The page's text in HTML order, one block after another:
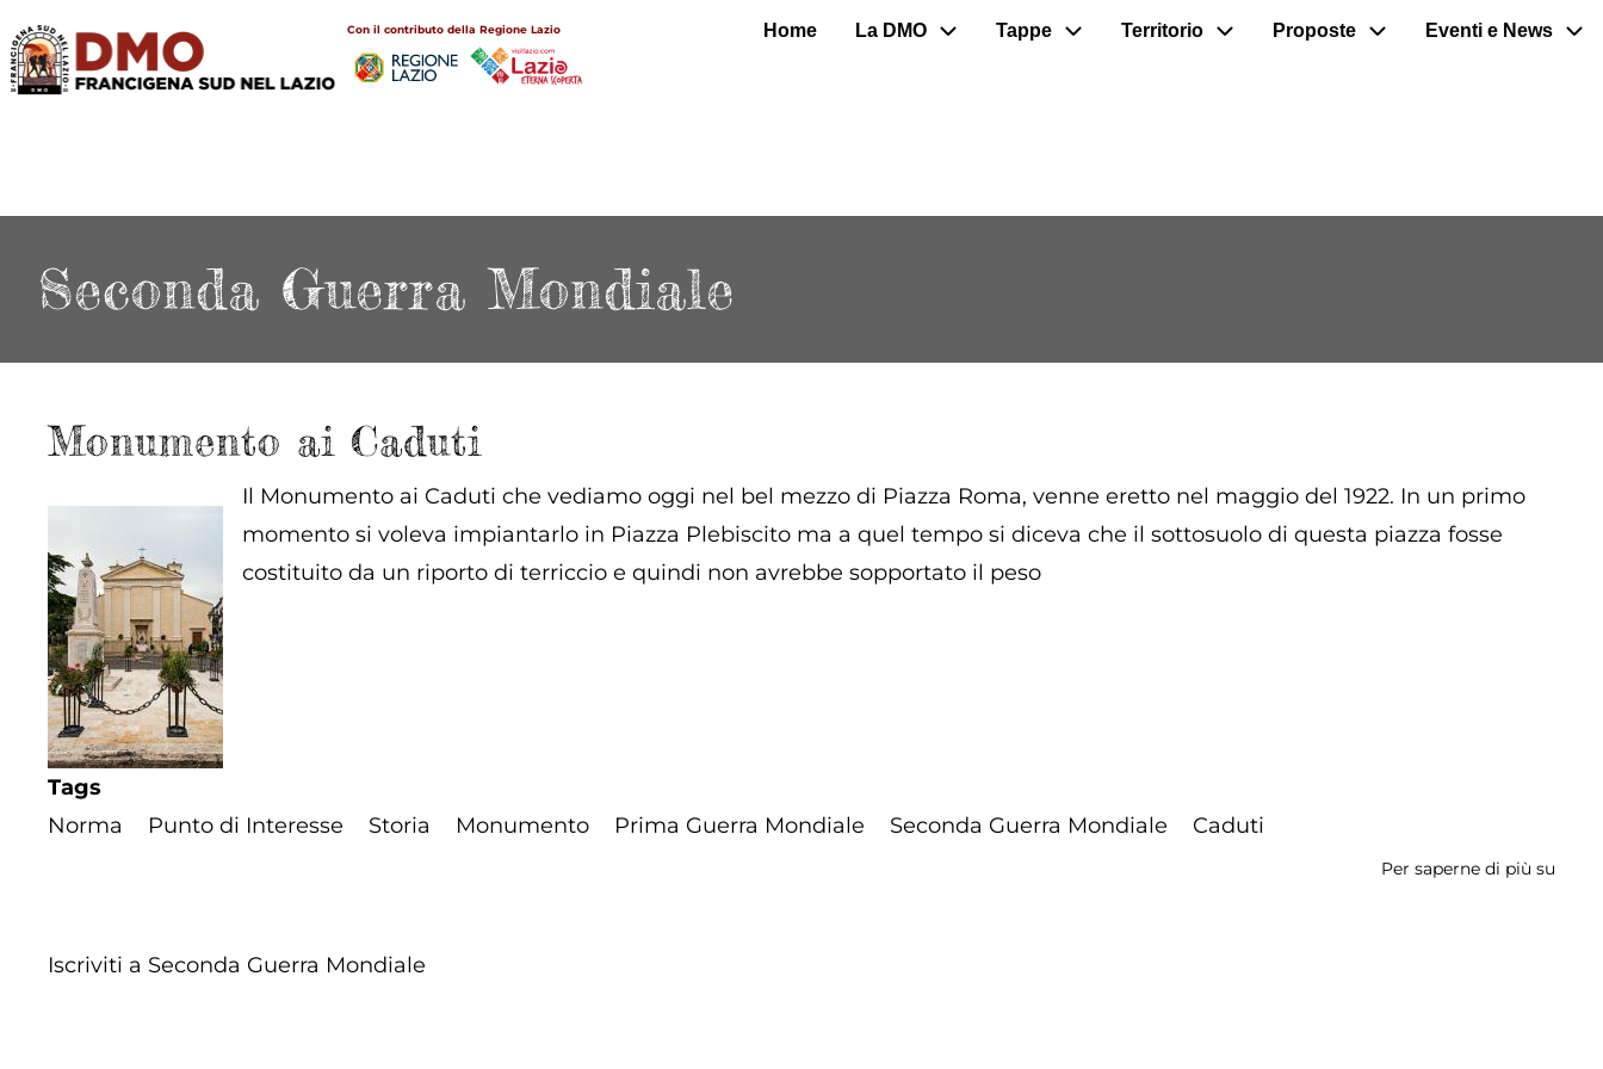
Salta
al
contenuto
Con il contributo della Regione Lazio
Main
navigation
Home La DMO Tappe Territorio Proposte Eventi e News
Seconda Guerra Mondiale
Monumento ai Caduti
Il Monumento ai Caduti che vediamo oggi nel bel mezzo di Piazza Roma, venne eretto nel maggio del 1922. In un primo
momento si voleva impiantarlo in Piazza Plebiscito ma a quel tempo si diceva che il sottosuolo di questa piazza fosse
costituito da un riporto di terriccio e quindi non avrebbe sopportato il peso
Tags
Norma
Punto di Interesse Storia Monumento Prima Guerra Mondiale Seconda Guerra Mondiale Caduti
Per saperne di più su
Iscriviti a Seconda Guerra Mondiale